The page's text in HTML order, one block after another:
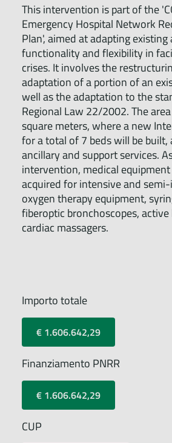
This intervention is part of the
Emergency Hospital Network
Plan', aimed at adapting
functionality and flexibility in
crises. It involves the
adaptation of a portion of an
well as the adaptation to the
Regional Law 22/2002. The
square meters, where a new
for a total of 7 beds will be built,
ancillary and support services.
intervention, medical equipment
acquired for intensive and
oxygen therapy equipment,
fiberoptic bronchoscopes,
cardiac massagers.
Importo totale
€ 1.606.642,29
Finanziamento PNRR
€ 1.606.642,29
CUP